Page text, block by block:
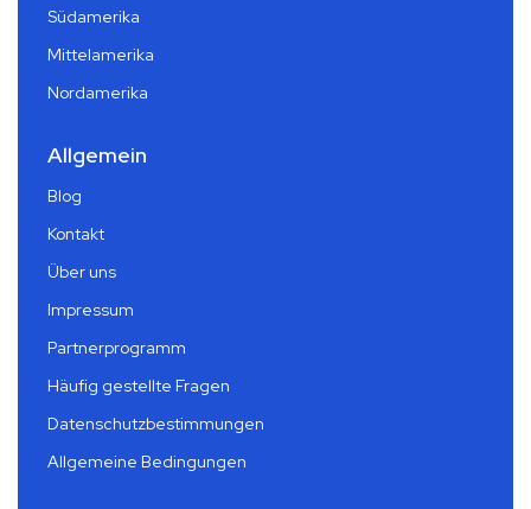
Südamerika
Mittelamerika
Nordamerika
Allgemein
Blog
Kontakt
Über uns
Impressum
Partnerprogramm
Häufig gestellte Fragen
Datenschutzbestimmungen
Allgemeine Bedingungen